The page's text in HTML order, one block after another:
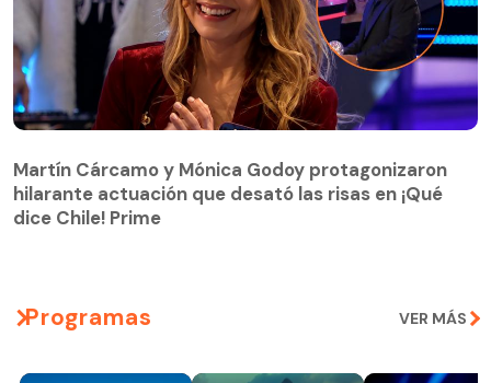
hilarante actuación que desató las risas en ¡Qué
dice Chile! Prime
Martín Cárcamo y Mónica Godoy protagonizaron
hilarante actuación que desató las risas en ¡Qué
dice Chile! Prime
Programas VER MÁS